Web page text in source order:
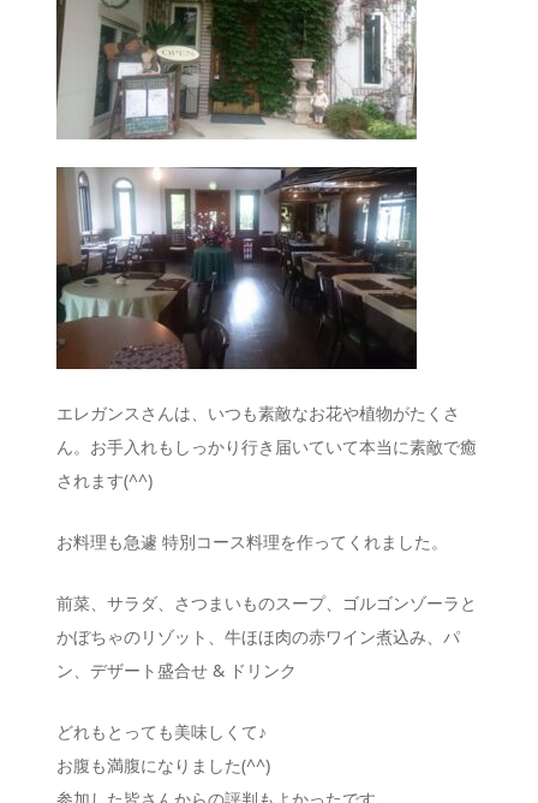
エレガンスさんは、いつも素敵なお花や植物がたくさ
ん。お手入れもしっかり行き届いていて本当に素敵で癒
されます(^^)
お料理も急遽 特別コース料理を作ってくれました。
前菜、サラダ、さつまいものスープ、ゴルゴンゾーラと
かぼちゃのリゾット、牛ほほ肉の赤ワイン煮込み、パ
ン、デザート盛合せ & ドリンク
どれもとっても美味しくて♪
お腹も満腹になりました(^^)